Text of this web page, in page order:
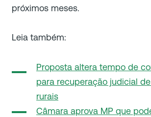
próximos meses.
Leia também:
Proposta altera tempo de
para recuperação judicial
rurais
Câmara aprova MP que